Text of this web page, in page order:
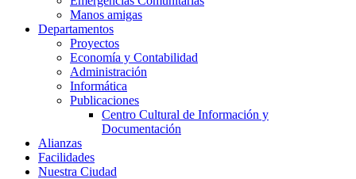
Manos amigas
Departamentos
Proyectos
Economía y Contabilidad
Administración
Informática
Publicaciones
Centro Cultural de Información y
Documentación
Alianzas
Facilidades
Nuestra Ciudad